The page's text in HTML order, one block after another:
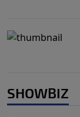
SHOWBIZ